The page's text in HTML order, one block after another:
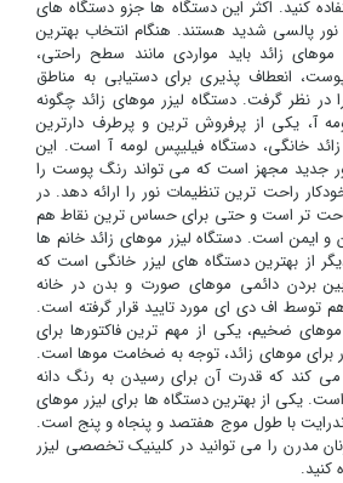
کنید. اکثر این دستگاه ها جزو دستگاه های
پالسی شدید هستند. هنگام انتخاب بهترین
موهای زائد باید مواردی مانند سطح راحتی،
انعطاف پذیری برای دستیابی به مناطق
نظر گرفت. دستگاه لیزر موهای زائد چگونه
آ، یکی از پرفروش ترین و پرطرف دارترین
خانگی، دستگاه فیلیپس لومه آ است. این
جدید مجهز است که می تواند رنگ پوست را
راحت ترین تنظیمات نور را ارائه دهد. در
راحت تر است و حتی برای حساس ترین نقاط هم
و ایمن است. دستگاه لیزر موهای زائد خانم ها
دیگر از بهترین دستگاه های لیزر خانگی است که
بردن دائمی موهای صورت و بدن در خانه
توسط اف دی ای مورد تایید قرار گرفته است.
موهای ضخیم، یکی از مهم ترین فاکتورها برای
برای موهای زائد، توجه به ضخامت موها است.
کند که قدرت آن برای رسیدن به رنگ دانه
یکی از بهترین دستگاه ها برای لیزر موهای
با طول موج هفتصد و پنجاه و پنج است.
مدرن را می توانید در کلینیک تخصصی لیزر
کنید.